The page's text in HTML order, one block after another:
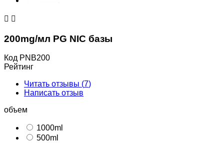
 
200mg/мл PG NIC базы
Код PNB200
Рейтинг
Читать отзывы (7)
Написать отзыв
объем
1000ml
500ml